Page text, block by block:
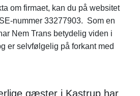
om firmaet, kan du på websitet
nummer 33277903. Som en
Nem Trans betydelig viden i
er selvfølgelig på forkant med
gæster i Kastrup har